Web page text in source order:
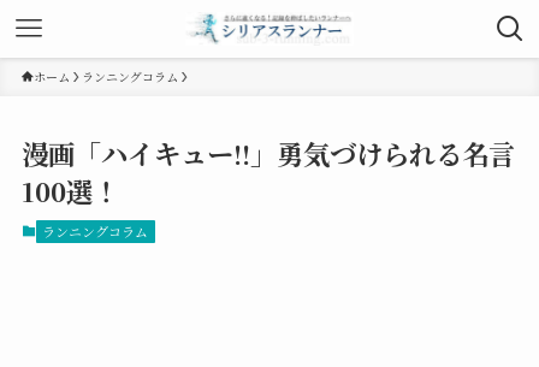
ホーム ランニングコラム
漫画「ハイキュー!!」勇気づけられる名言
100選！
ランニングコラム